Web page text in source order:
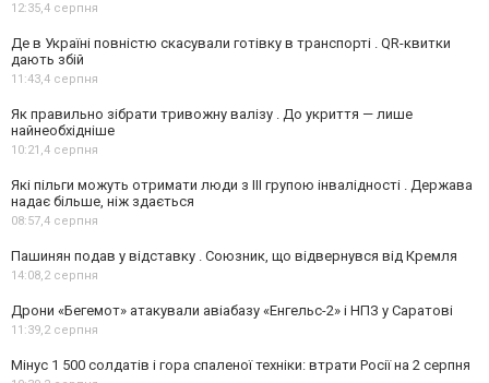
12:35,4 серпня
Де в Україні повністю скасували готівку в транспорті . QR-квитки
дають збій
11:43,4 серпня
Як правильно зібрати тривожну валізу . До укриття — лише
найнеобхідніше
10:21,4 серпня
Які пільги можуть отримати люди з III групою інвалідності . Держава
надає більше, ніж здається
08:57,4 серпня
Пашинян подав у відставку . Союзник, що відвернувся від Кремля
14:08,2 серпня
Дрони «Бегемот» атакували авіабазу «Енгельс-2» і НПЗ у Саратові
11:39,2 серпня
Мінус 1 500 солдатів і гора спаленої техніки: втрати Росії на 2 серпня